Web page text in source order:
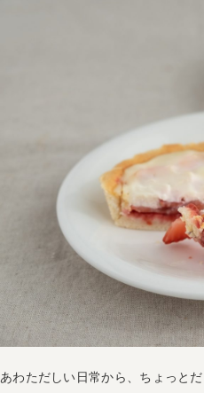
あわただしい日常から、ちょっと